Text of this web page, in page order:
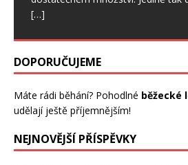
[…]
DOPORUČUJEME
Máte rádi běhání? Pohodlné běžecké
udělají ještě příjemnějším!
NEJNOVĚJŠÍ PŘÍSPĚVKY